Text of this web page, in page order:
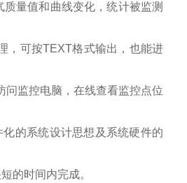
量值和曲线变化，统计被监测
可按TEXT格式输出，也能进
监控电脑，在线查看监控点位
的系统设计思想及系统硬件的
的时间内完成。